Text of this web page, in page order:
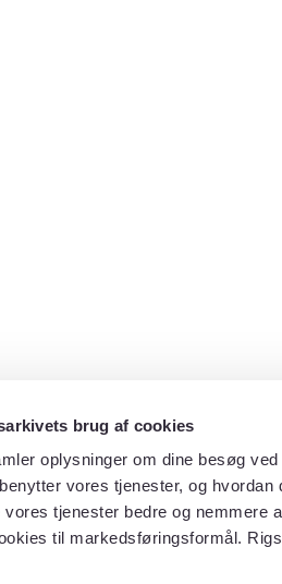
brug af cookies
oplysninger om dine besøg
vores tjenester, og
vores tjenester bedre og nemmere
til markedsføringsformål.